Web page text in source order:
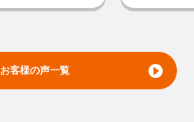
お客様の声一覧